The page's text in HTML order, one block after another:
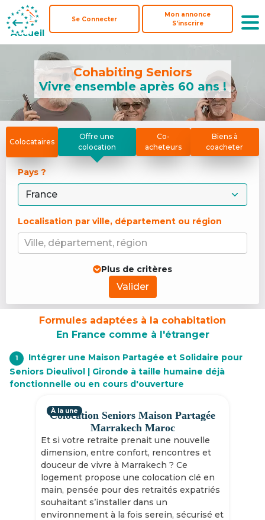
Accueil
Se Connecter
Mon annonce
S'inscrire
Accueil
Se Connecter
Mon annonce
S'inscrire
Cohabiting Seniors
Vivre ensemble après 60 ans !
Colocataires
Offre une
colocation
Co-
acheteurs
Biens à
coacheter
Pays ?
Localisation par ville, département ou région
Ville, département, région
Plus de critères
Valider
Formules adaptées à la cohabitation
En France comme à l'étranger
1
Intégrer une Maison Partagée et Solidaire pour
Seniors Dieulivol | Gironde à taille humaine déjà
fonctionnelle ou en cours d'ouverture
Colocation Seniors Maison Partagée
Marrakech Maroc
Et si votre retraite prenait une nouvelle
dimension, entre confort, rencontres et
douceur de vivre à Marrakech ? Ce
logement propose une colocation clé en
main, pensée pour des retraités expatriés
souhaitant s’installer dans un
environnement à la fois serein, sécurisé et
À la une